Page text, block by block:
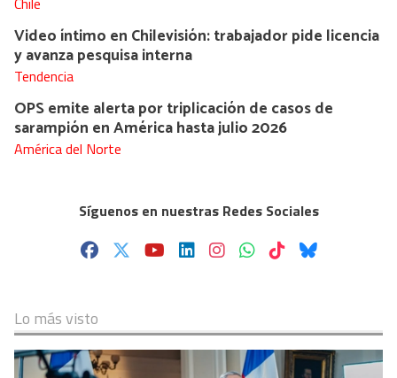
Video íntimo en Chilevisión: trabajador pide licencia
y avanza pesquisa interna
Tendencia
OPS emite alerta por triplicación de casos de
sarampión en América hasta julio 2026
América del Norte
Síguenos en nuestras Redes Sociales
Lo más visto